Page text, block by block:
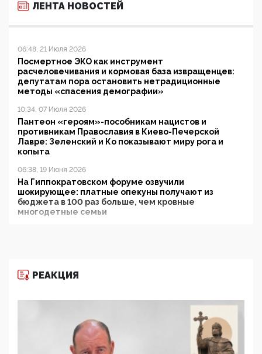
ЛЕНТА НОВОСТЕЙ
06:48, 21 Июля 2026
Посмертное ЭКО как инструмент
расчеловечивания и кормовая база извращенцев:
депутатам пора остановить нетрадиционные
методы «спасения демографии»
10:34, 07 Июля 2026
Пантеон «героям»-пособникам нацистов и
противникам Православия в Киево-Печерской
Лавре: Зеленский и Ко показывают миру рога и
копыта
06:38, 19 Июня 2026
На Гиппократовском форуме озвучили
шокирующее: платные опекуны получают из
бюджета в 100 раз больше, чем кровные
многодетные семьи
11:53, 09 Июня 2026
деятельность ИИТО ЮНЕСКО в России, но
цифроглобалисты продолжают определять
повестку в образовании
09:43, 01 Июня 2026
РЕАКЦИЯ